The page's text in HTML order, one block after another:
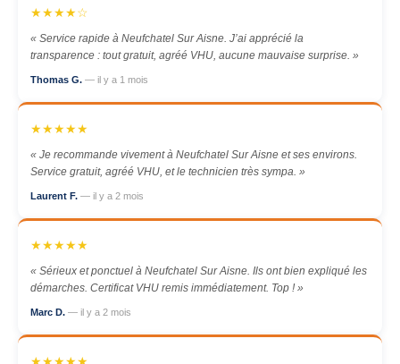
★★★★☆
« Service rapide à Neufchatel Sur Aisne. J’ai apprécié la
transparence : tout gratuit, agréé VHU, aucune mauvaise surprise. »
Thomas G. — il y a 1 mois
★★★★★
« Je recommande vivement à Neufchatel Sur Aisne et ses environs.
Service gratuit, agréé VHU, et le technicien très sympa. »
Laurent F. — il y a 2 mois
★★★★★
« Sérieux et ponctuel à Neufchatel Sur Aisne. Ils ont bien expliqué les
démarches. Certificat VHU remis immédiatement. Top ! »
Marc D. — il y a 2 mois